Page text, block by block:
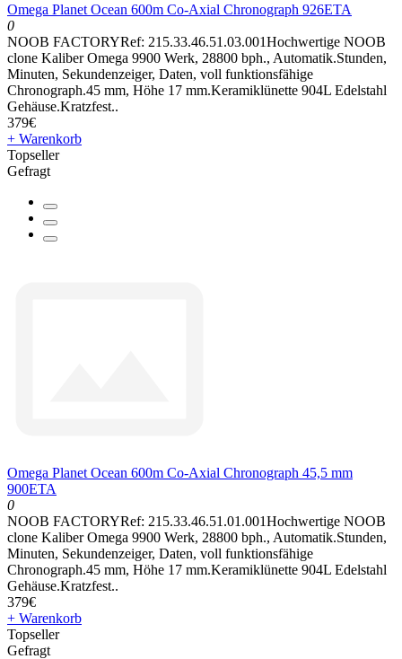
Omega Planet Ocean 600m Co-Axial Chronograph 926ETA
0
NOOB FACTORYRef: 215.33.46.51.03.001Hochwertige NOOB
clone Kaliber Omega 9900 Werk, 28800 bph., Automatik.Stunden,
Minuten, Sekundenzeiger, Daten, voll funktionsfähige
Chronograph.45 mm, Höhe 17 mm.Keramiklünette 904L Edelstahl
Gehäuse.Kratzfest..
379€
+ Warenkorb
Topseller
Gefragt
Omega Planet Ocean 600m Co-Axial Chronograph 45,5 mm
900ETA
0
NOOB FACTORYRef: 215.33.46.51.01.001Hochwertige NOOB
clone Kaliber Omega 9900 Werk, 28800 bph., Automatik.Stunden,
Minuten, Sekundenzeiger, Daten, voll funktionsfähige
Chronograph.45 mm, Höhe 17 mm.Keramiklünette 904L Edelstahl
Gehäuse.Kratzfest..
379€
+ Warenkorb
Topseller
Gefragt